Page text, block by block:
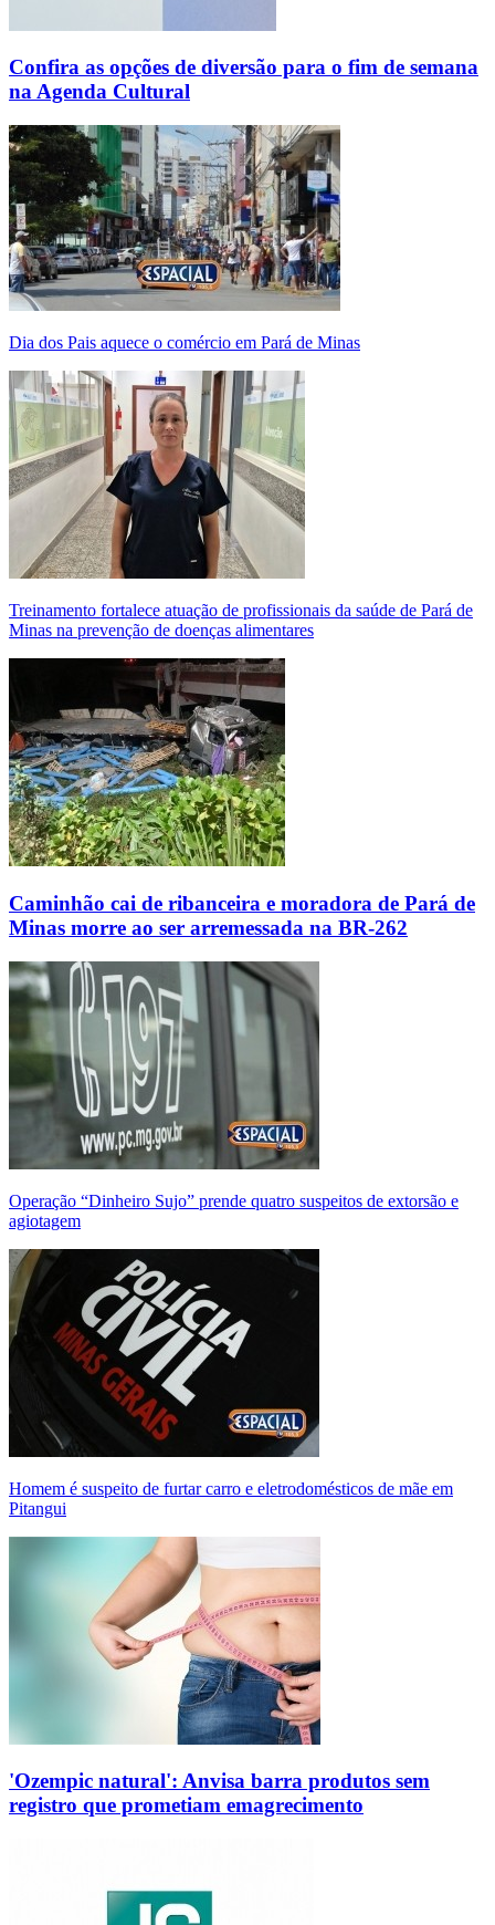
Confira as opções de diversão para o fim de semana
na Agenda Cultural
Dia dos Pais aquece o comércio em Pará de Minas
Treinamento fortalece atuação de profissionais da saúde de Pará de
Minas na prevenção de doenças alimentares
Caminhão cai de ribanceira e moradora de Pará de
Minas morre ao ser arremessada na BR-262
Operação “Dinheiro Sujo” prende quatro suspeitos de extorsão e
agiotagem
Homem é suspeito de furtar carro e eletrodomésticos de mãe em
Pitangui
'Ozempic natural': Anvisa barra produtos sem
registro que prometiam emagrecimento